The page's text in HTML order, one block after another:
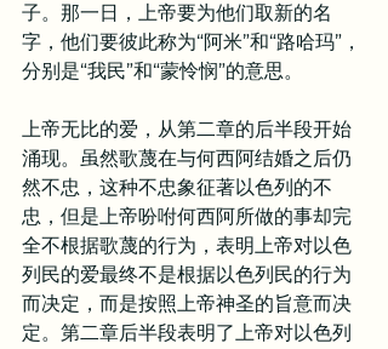
子。那一日，上帝要为他们取新的名
字，他们要彼此称为“阿米”和“路哈玛”，
分别是“我民”和“蒙怜悯”的意思。
上帝无比的爱，从第二章的后半段开始
涌现。虽然歌蔑在与何西阿结婚之后仍
然不忠，这种不忠象征著以色列的不
忠，但是上帝吩咐何西阿所做的事却完
全不根据歌蔑的行为，表明上帝对以色
列民的爱最终不是根据以色列民的行为
而决定，而是按照上帝神圣的旨意而决
定。第二章后半段表明了上帝对以色列